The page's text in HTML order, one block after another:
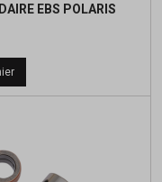
EBS POLARIS